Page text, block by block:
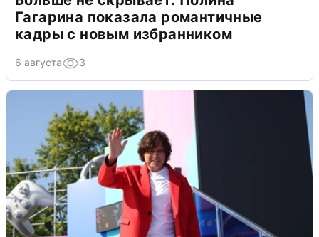
Гагарина показала романтичные
кадры с новым избранником
6 августа 3